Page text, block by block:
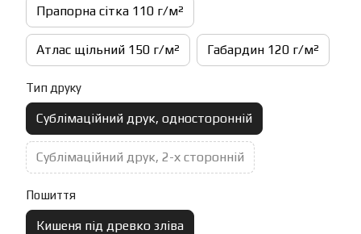
Прапорна сітка 110 г/м²
Атлас щільний 150 г/м² Габардин 120 г/м²
Тип друку
Сублімаційний друк, односторонній
Сублімаційний друк, 2-х сторонній
Пошиття
Кишеня під древко зліва